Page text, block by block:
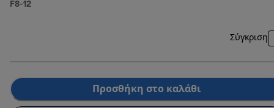
F8-12
Σύγκριση
Προσθήκη στο καλάθι